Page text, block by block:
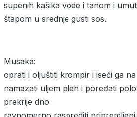
supenih kašika vode i tanom i
štapom u srednje gusti sos.
Musaka:
oprati i oljuštiti krompir i iseći ga
namazati uljem pleh i poređati
prekrije dno